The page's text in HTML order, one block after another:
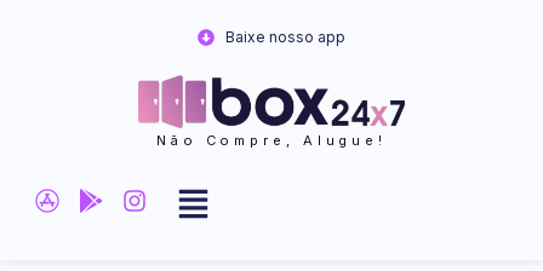
Não Compre, Alugue!
Baixe nosso app